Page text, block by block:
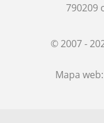
790209
© 2007 -
Mapa web: